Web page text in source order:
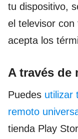
tu dispositivo,
el televisor
acepta los
A través de
Puedes utilizar
remoto
tienda Play